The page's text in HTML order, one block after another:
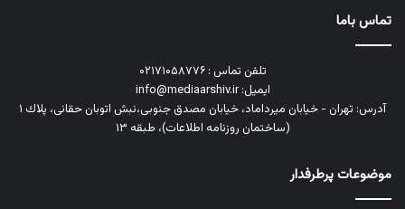
تماس باما
تلفن تماس : ۰۲۱۷۱۰۵۸۷۷۶
ایمیل: info@mediaarshiv.ir
آدرس: تهران - خیابان میرداماد، خیابان مصدق جنوبی،نبش اتوبان حقانی، پلاك ١
(ساختمان روزنامه اطلاعات)، طبقه ۱۳
موضوعات پرطرفدار